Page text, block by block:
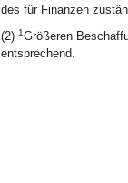
des für Finanzen
(2) 1Größeren
entsprechend.